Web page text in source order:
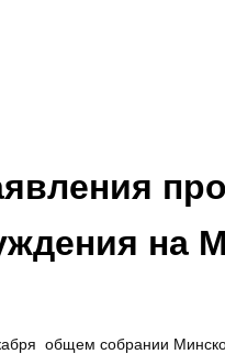
на
общем собрании